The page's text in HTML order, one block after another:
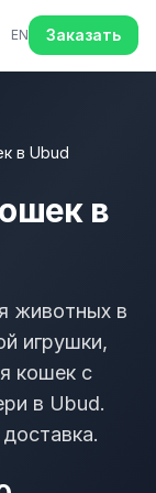
EN Заказать
в Ubud
в
животных в
игрушки,
кошек с
в Ubud.